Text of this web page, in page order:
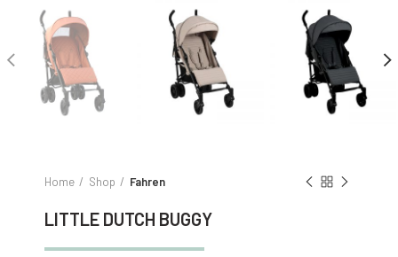
Home Shop Fahren
LITTLE DUTCH BUGGY